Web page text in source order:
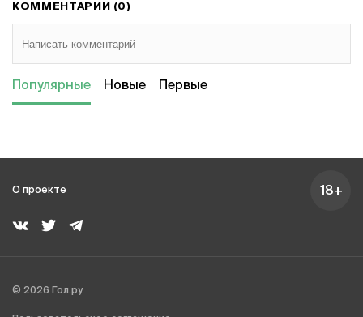
КОММЕНТАРИИ (0)
Популярные Новые Первые
О проекте 18+
© 2026 Гол.ру